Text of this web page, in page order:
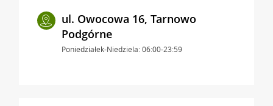
ul. Owocowa 16, Tarnowo
Podgórne
Poniedziałek-Niedziela: 06:00-23:59